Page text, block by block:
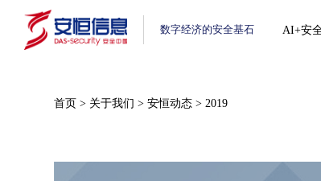
数字经济的安全基石 AI+安
首页 > 关于我们 >安恒动态 >2019